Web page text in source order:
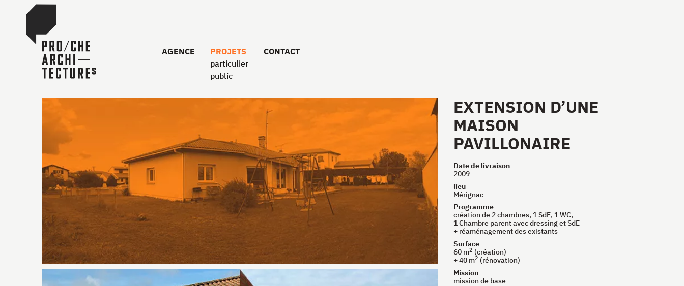
AGENCE
PROJETS
particulier
public
CONTACT
EXTENSION D’UNE
MAISON
PAVILLONAIRE
Date de livraison
2009
lieu
Mérignac
Programme
création de 2 chambres, 1 SdE, 1WC,
1 Chambre parent avec dressing et SdE
+ réaménagement des existants
Surface
60 m2 (création)
+ 40 m2 (rénovation)
Mission
mission de base